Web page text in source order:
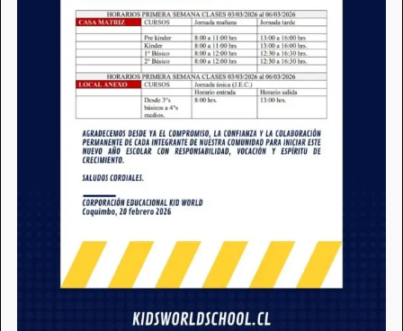
avanzamos hacia un nuevo capítulo, quiero
expresar mi profundo agradecimiento por la
colaboración y dedicación que han demostrado en
nuestra comunidad.
La trayectoria de la vida nos enseña que cada día
es una oportunidad para aprender, crecer y
compartir. A lo largo de los años, he sido testigo de
ustedes. Nuestra comunidad es un tejido de
experiencias, conocimientos y aspiraciones, y es en
este tejido donde encontramos la fuerza para